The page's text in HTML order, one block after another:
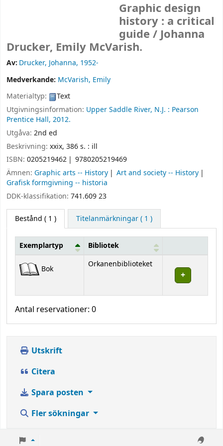
Graphic design
history : a critical
guide / Johanna
Drucker, Emily McVarish.
Av: Drucker, Johanna, 1952-
Medverkande: McVarish, Emily
Materialtyp:
Text
Utgivningsinformation: Upper Saddle River, N.J. : Pearson
Prentice Hall, 2012.
Utgåva: 2nd ed
Beskrivning: xxix, 386 s. : ill
ISBN: 0205219462
9780205219469
Ämnen: Graphic arts -- History
Art and society -- History
Grafisk formgivning -- historia
DDK-klassifikation: 741.609 23
Bestånd ( 1 ) Titelanmärkningar ( 1 )
Bestånd
Exemplartyp Bibliotek
Bok Orkanenbiblioteket
Antal reservationer: 0
Utskrift
Citera
Spara posten
Fler sökningar